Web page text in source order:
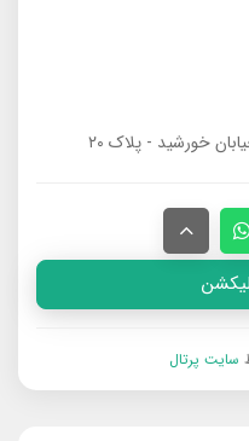
خورشید - پلاک ۲۰
سایت پرتال